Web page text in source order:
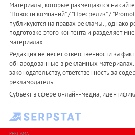
Материалы, которые размещаются на
"Новости компаний" / "Пресрелиз" /
публикуются на правах рекламы. , однако
подготовке этого контента и разделяет
материалах.
Редакция не несет ответственности за
обнародованные в рекламных
законодательству, ответственность за
рекламодатель.
Субъект в сфере онлайн-медиа;
РЕКЛАМА